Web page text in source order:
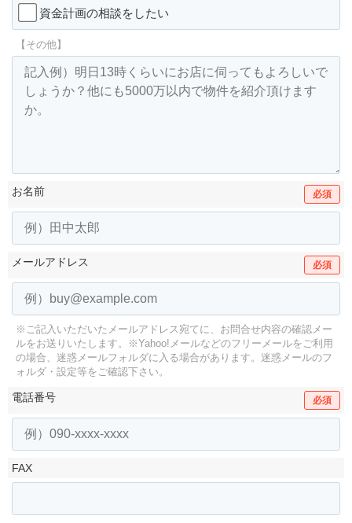
資金計画の相談をしたい
【その他】
お名前 必須
メールアドレス 必須
※ご記入いただいたメールアドレス宛てに、お問合せ内容の確認メー
ルをお送りいたします。
※Yahoo!メールなどのフリーメールをご利用
の場合、迷惑メールフォルダに入る場合があります。 迷惑メールのフ
ォルダ・設定等をご確認下さい。
電話番号 必須
FAX